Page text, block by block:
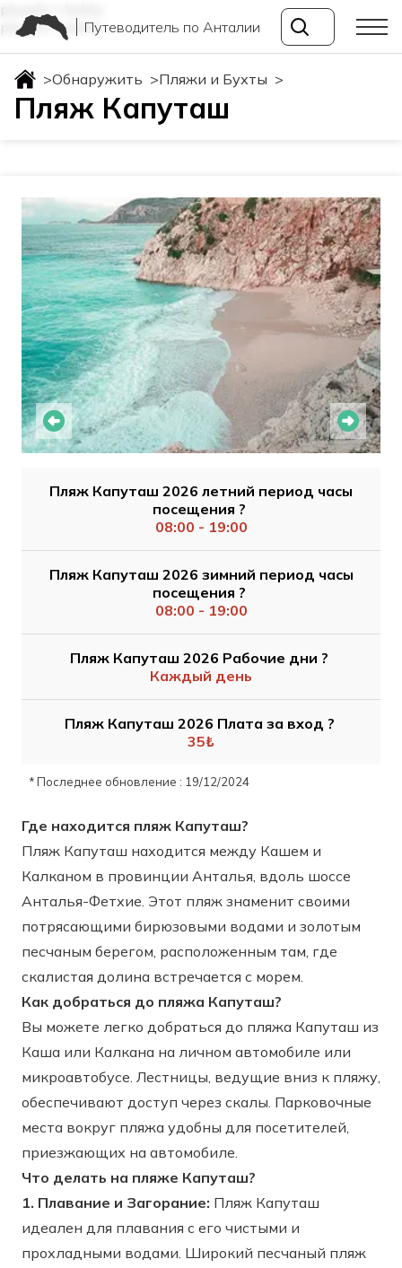
plyazhi-i-buhty
plyazhi-i-buhtyПутеводитель по Анталии
>Обнаружить >Пляжи и Бухты >
Пляж Капуташ
Пляж Капуташ 2026 летний период часы
посещения ?
08:00 - 19:00
Пляж Капуташ 2026 зимний период часы
посещения ?
08:00 - 19:00
Пляж Капуташ 2026 Рабочие дни ?
Каждый день
Пляж Капуташ 2026 Плата за вход ?
35₺
* Последнее обновление : 19/12/2024
Где находится пляж Капуташ?
Пляж Капуташ находится между Кашем и
Калканом в провинции Анталья, вдоль шоссе
Анталья-Фетхие. Этот пляж знаменит своими
потрясающими бирюзовыми водами и золотым
песчаным берегом, расположенным там, где
скалистая долина встречается с морем.
Как добраться до пляжа Капуташ?
Вы можете легко добраться до пляжа Капуташ из
Каша или Калкана на личном автомобиле или
микроавтобусе. Лестницы, ведущие вниз к пляжу,
обеспечивают доступ через скалы. Парковочные
места вокруг пляжа удобны для посетителей,
приезжающих на автомобиле.
Что делать на пляже Капуташ?
1. Плавание и Загорание: Пляж Капуташ
идеален для плавания с его чистыми и
прохладными водами. Широкий песчаный пляж